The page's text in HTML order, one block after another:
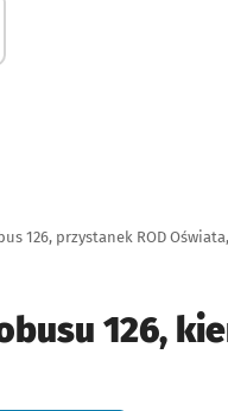
126, przystanek ROD
126,